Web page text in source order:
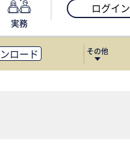
実務
ログイン
ロード
フィス移転
ポート
その他